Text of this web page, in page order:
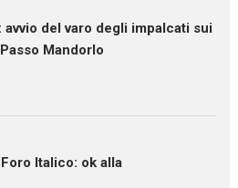
avvio del varo degli impalcati sui
Mandorlo
Italico: ok alla